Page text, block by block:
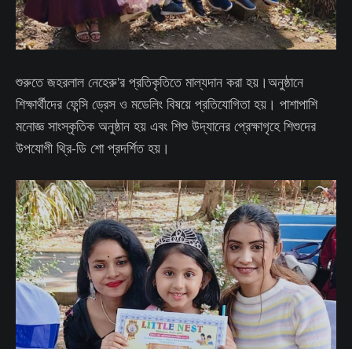
শুরুতে জহরলাল নেহেরু'র প্রতিকৃতিতে মাল্যদান করা হয়।অনুষ্ঠানে
শিক্ষার্থীদের ফেন্সি ড্রেস ও মডেলিং বিষয়ে প্রতিযোগিতা হয়। পাশাপাশি
মনোজ্ঞ সাংস্কৃতিক অনুষ্ঠান হয় এবং শিশু উদ্যানের প্রেক্ষাগৃহে শিশুদের
উপযোগী থ্রি-ডি শো প্রদর্শিত হয়।